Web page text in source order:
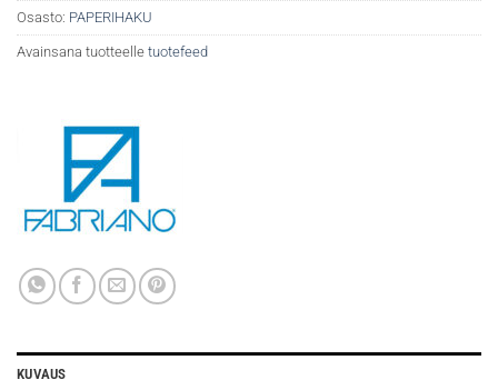
Osasto: PAPERIHAKU
Avainsana tuotteelle tuotefeed
KUVAUS